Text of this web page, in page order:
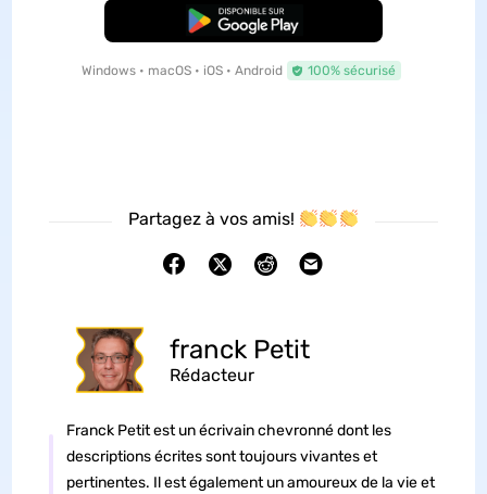
TÉLÉCHARGER
Windows • macOS • iOS • Android 100% sécurisé
Partagez à vos amis!
franck Petit
Rédacteur
Franck Petit est un écrivain chevronné dont les
descriptions écrites sont toujours vivantes et
pertinentes. Il est également un amoureux de la vie et